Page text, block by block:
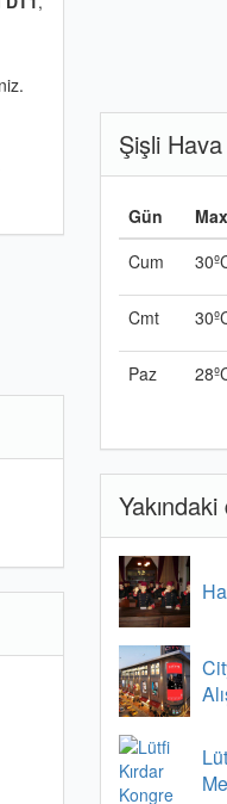
Şişli
Gün Max
Cum
Cmt
Paz